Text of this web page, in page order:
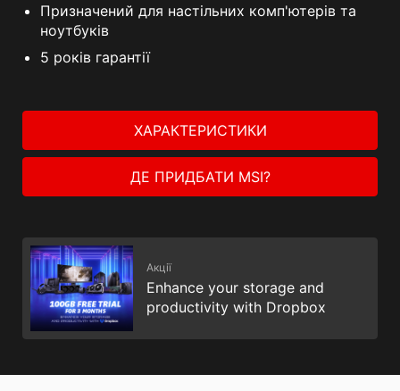
Призначений для настільних комп'ютерів та
ноутбуків
5 років гарантії
ХАРАКТЕРИСТИКИ
ДЕ ПРИДБАТИ MSI?
Акції
Enhance your storage and
productivity with Dropbox